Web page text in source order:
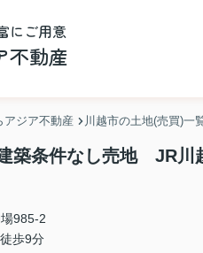
にご用意
動産
アジア不動産 川越市の土地(売買)一
築条件なし売地 JR川
985-2
歩9分